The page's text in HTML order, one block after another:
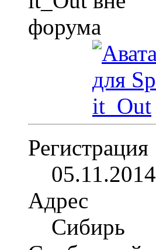
Регистрация
05.11.2014
Адрес
Сибирь